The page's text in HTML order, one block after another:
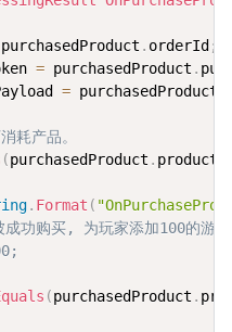
purchasedProduct . orderId ;
= purchasedProduct .
= purchasedProduct
耗产品。
(purchasedProduct .
. Format (
功购买, 为玩家添加100的游戏
(purchasedProduct .